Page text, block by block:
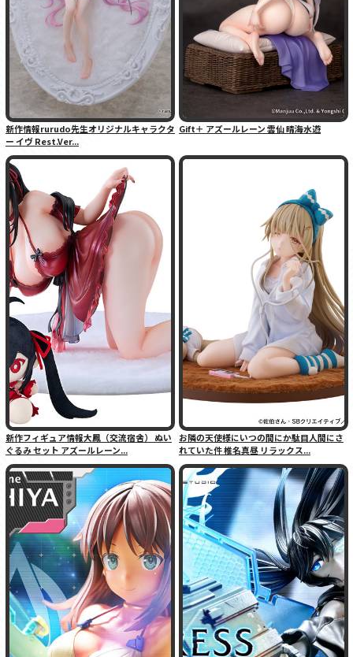
新作情報rurudo先生オリジナルキャラクタ
ー イヴ Rest.Ver...
Gift＋ アズールレーン 雲仙 晴海水遊
新作フィギュア情報大鳳（交流宿舎） ぬい
ぐるみ セット アズールレーン...
お隣の天使様にいつの間にか駄目人間にさ
れていた件 椎名真昼 リラックス...